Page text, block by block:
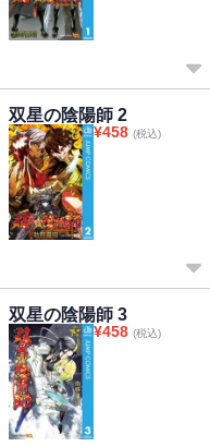
双星の陰陽師 2
¥458 (税込)
双星の陰陽師 3
¥458 (税込)